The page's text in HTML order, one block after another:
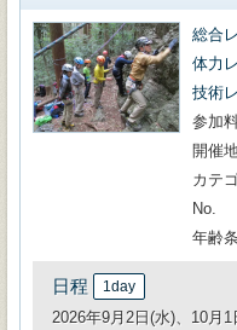
総合
体力
技術
参加
開催
カテ
No.
年齢
日程 1day
2026年9月2日(水)、10月